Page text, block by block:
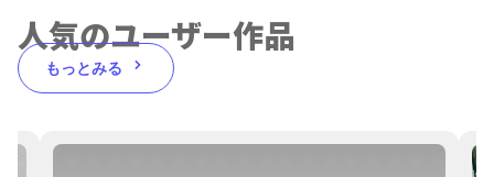
人気のユーザー作品
もっとみる